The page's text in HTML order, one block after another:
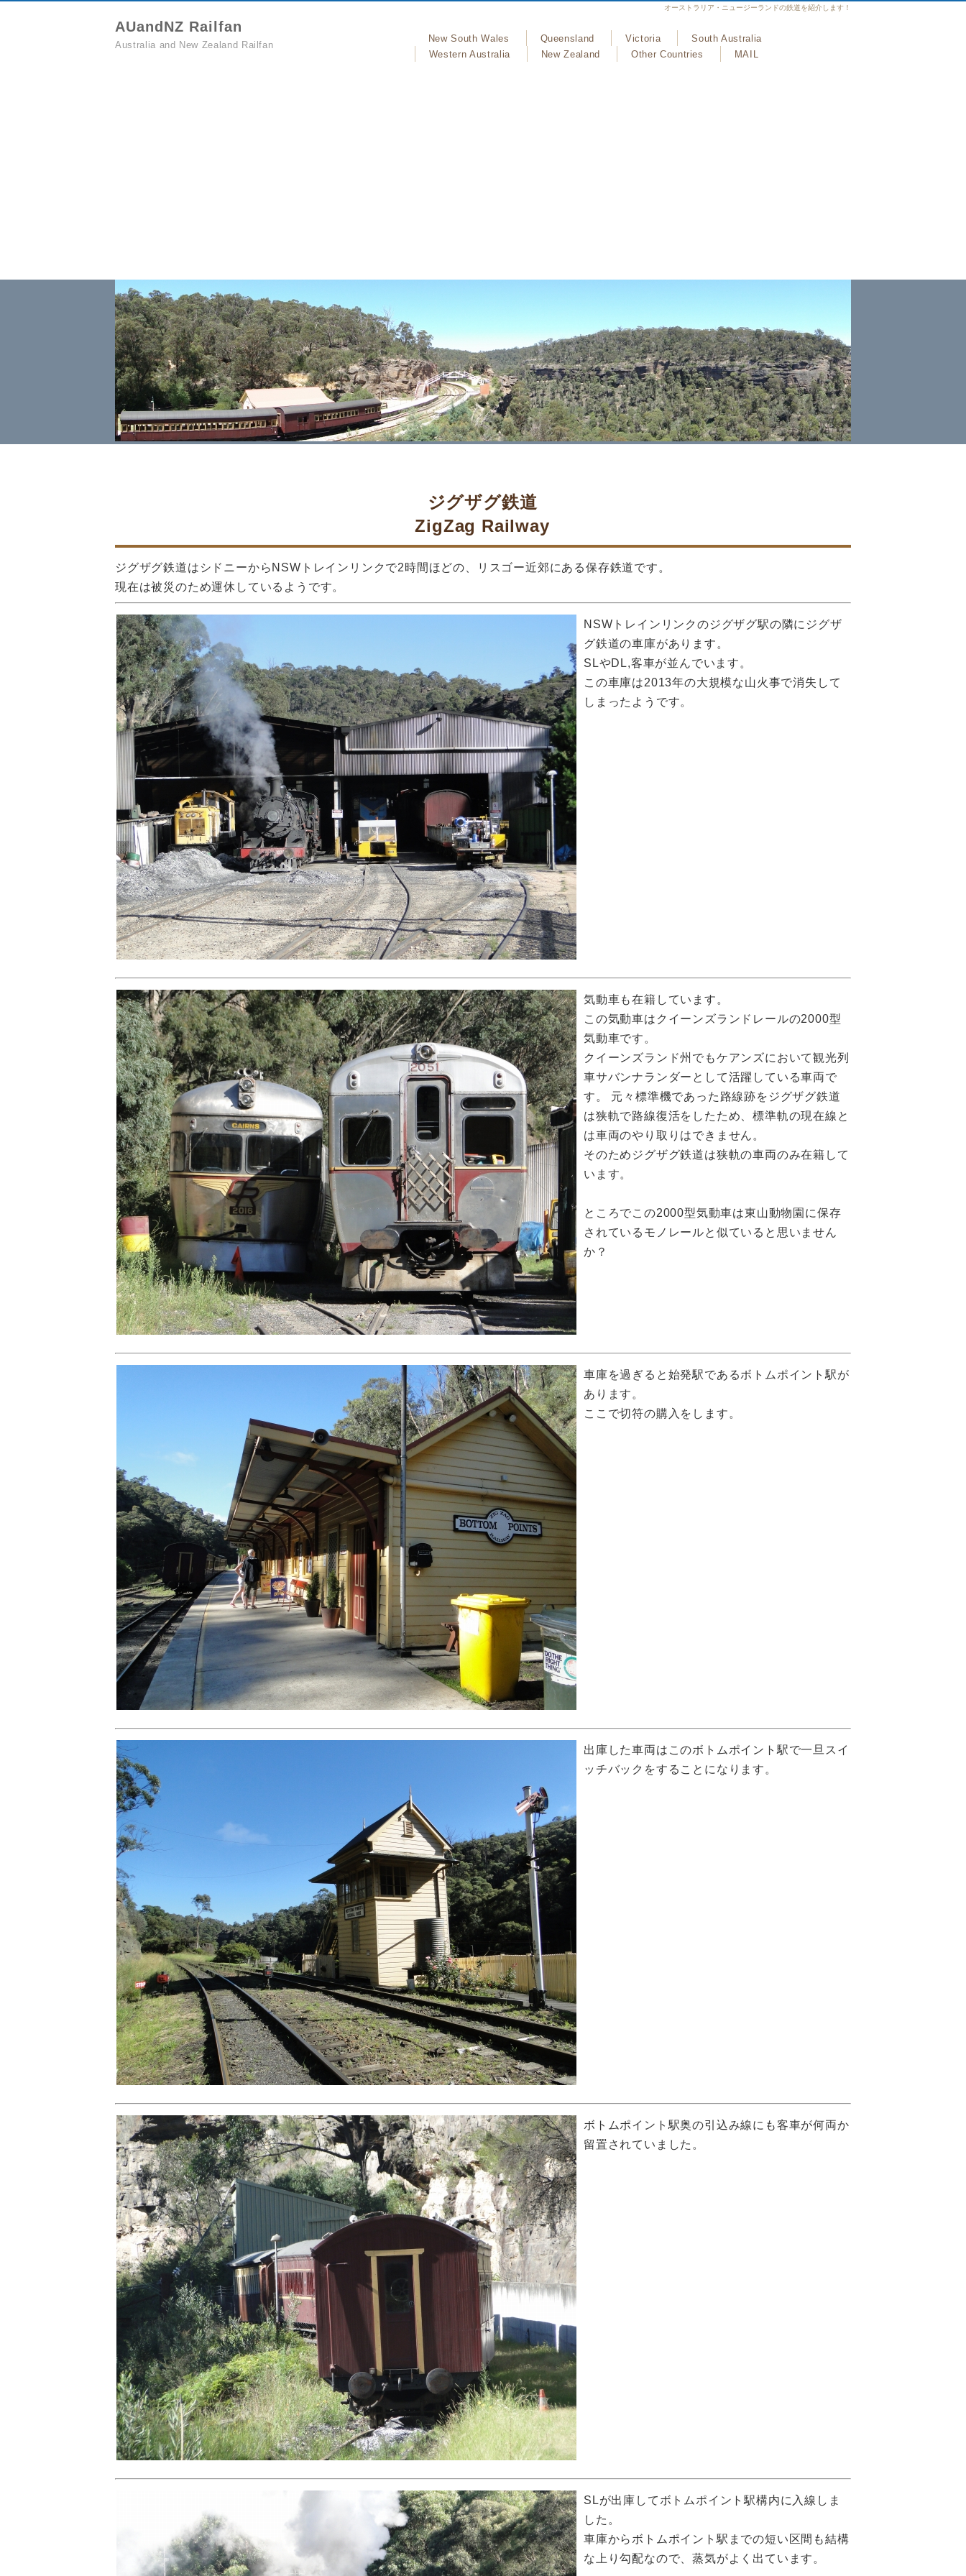
オーストラリア・ニュージーランドの鉄道を紹介します！
AUandNZ Railfan
Australia and New Zealand Railfan
New South Wales Queensland Victoria
South Australia
Western Australia
New Zealand Other Countries MAIL
ジグザグ鉄道
ZigZag Railway
ジグザグ鉄道はシドニーからNSWトレインリンクで2時間ほどの、リスゴー近郊にある保存鉄道です。
現在は被災のため運休しているようです。
NSWトレインリンクのジグザグ駅の隣にジグザ
グ鉄道の車庫があります。
SLやDL,客車が並んでいます。
この車庫は2013年の大規模な山火事で消失して
しまったようです。
気動車も在籍しています。
この気動車はクイーンズランドレールの2000型
気動車です。
クイーンズランド州でもケアンズにおいて観光列
車サバンナランダーとして活躍している車両で
す。 元々標準機であった路線跡をジグザグ鉄道
は狭軌で路線復活をしたため、標準軌の現在線と
は車両のやり取りはできません。
そのためジグザグ鉄道は狭軌の車両のみ在籍して
います。
ところでこの2000型気動車は東山動物園に保存
されているモノレールと似ていると思いません
か？
車庫を過ぎると始発駅であるボトムポイント駅が
あります。
ここで切符の購入をします。
出庫した車両はこのボトムポイント駅で一旦スイ
ッチバックをすることになります。
ボトムポイント駅奥の引込み線にも客車が何両か
留置されていました。
SLが出庫してボトムポイント駅構内に入線しま
した。
車庫からボトムポイント駅までの短い区間も結構
な上り勾配なので、蒸気がよく出ています。